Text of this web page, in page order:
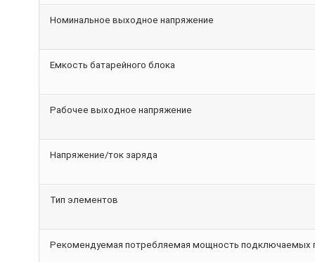
Номинальное выходное напряжение
Емкость батарейного блока
Рабочее выходное напряжение
Напряжение/ток заряда
Тип элементов
Рекомендуемая потребляемая мощность подключаемых